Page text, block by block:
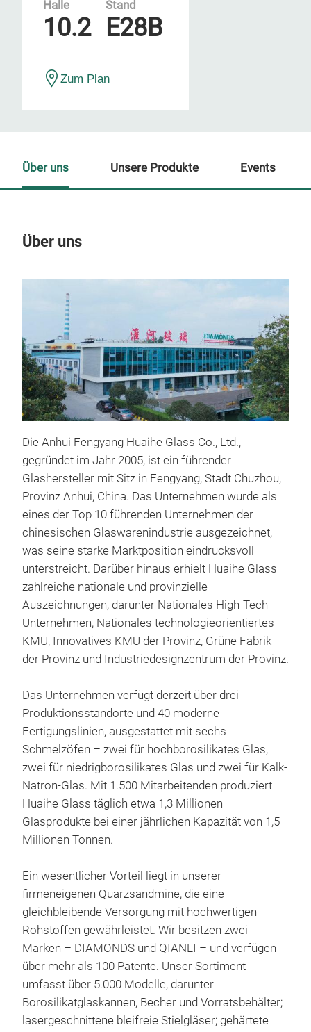
Halle
10.2
Stand
E28B
Zum Plan
Über uns
Die Anhui Fengyang Huaihe Glass Co., Ltd.,
gegründet im Jahr 2005, ist ein führender
Glashersteller mit Sitz in Fengyang, Stadt Chuzhou,
Provinz Anhui, China. Das Unternehmen wurde als
eines der Top 10 führenden Unternehmen der
chinesischen Glaswarenindustrie ausgezeichnet,
was seine starke Marktposition eindrucksvoll
unterstreicht. Darüber hinaus erhielt Huaihe Glass
zahlreiche nationale und provinzielle
Auszeichnungen, darunter Nationales High-Tech-
Unternehmen, Nationales technologieorientiertes
KMU, Innovatives KMU der Provinz, Grüne Fabrik
der Provinz und Industriedesignzentrum der Provinz.
Das Unternehmen verfügt derzeit über drei
Produktionsstandorte und 40 moderne
Fertigungslinien, ausgestattet mit sechs
Schmelzöfen – zwei für hochborosilikates Glas,
zwei für niedrigborosilikates Glas und zwei für Kalk-
Natron-Glas. Mit 1.500 Mitarbeitenden produziert
Huaihe Glass täglich etwa 1,3 Millionen
Glasprodukte bei einer jährlichen Kapazität von 1,5
Millionen Tonnen.
Ein wesentlicher Vorteil liegt in unserer
firmeneigenen Quarzsandmine, die eine
gleichbleibende Versorgung mit hochwertigen
Rohstoffen gewährleistet. Wir besitzen zwei
Marken – DIAMONDS und QIANLI – und verfügen
über mehr als 100 Patente. Unser Sortiment
umfasst über 5.000 Modelle, darunter
Borosilikatglaskannen, Becher und Vorratsbehälter;
lasergeschnittene bleifreie Stielgläser; gehärtete
Über uns Unsere Produkte Events